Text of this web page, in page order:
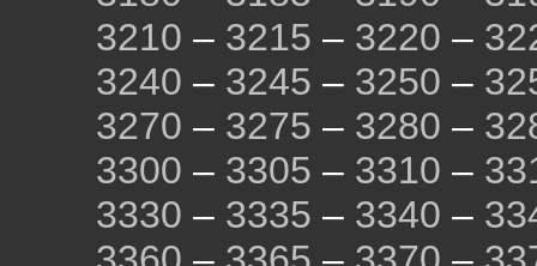
3210 – 3215 – 3220 –
3240 – 3245 – 3250 –
3270 – 3275 – 3280 –
3300 – 3305 – 3310 –
3330 – 3335 – 3340 –